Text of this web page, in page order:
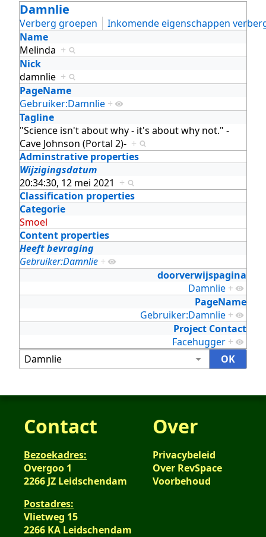
Damnlie
Verberg groepen
Inkomende eigenschappen
Name
Melinda +
Nick
damnlie +
PageName
Gebruiker:Damnlie +
Tagline
"Science isn't about why - it's about why not." -
Cave Johnson (Portal 2)- +
Adminstrative properties
Wijzigingsdatum
20:34:30, 12 mei 2021 +
Classification properties
Categorie
Smoel
Content properties
Heeft bevraging
Gebruiker:Damnlie +
doorverwijspagina
Damnlie +
PageName
Gebruiker:Damnlie +
Project Contact
Facehugger +
Contact
Bezoekadres:
Overgoo 1
2266 JZ Leidschendam
Postadres:
Vlietweg 15
2266 KA Leidschendam
Over
Privacybeleid
Over RevSpace
Voorbehoud